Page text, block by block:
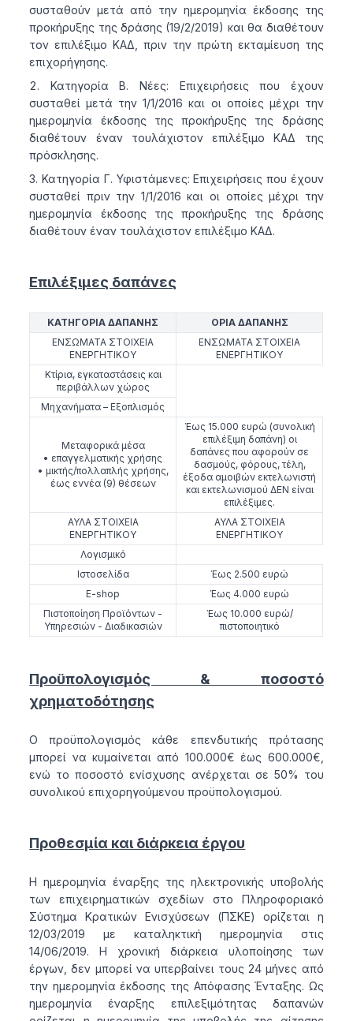
συσταθούν μετά από την ημερομηνία έκδοσης της
προκήρυξης της δράσης (19/2/2019) και θα διαθέτουν
τον επιλέξιμο ΚΑΔ, πριν την πρώτη εκταμίευση της
επιχορήγησης.
Κατηγορία Β. Νέες: Επιχειρήσεις που έχουν
συσταθεί μετά την 1/1/2016 και οι οποίες μέχρι την
ημερομηνία έκδοσης της προκήρυξης της δράσης
διαθέτουν έναν τουλάχιστον επιλέξιμο ΚΑΔ της
πρόσκλησης.
Κατηγορία Γ. Υφιστάμενες: Επιχειρήσεις που έχουν
συσταθεί πριν την 1/1/2016 και οι οποίες μέχρι την
ημερομηνία έκδοσης της προκήρυξης της δράσης
διαθέτουν έναν τουλάχιστον επιλέξιμο ΚΑΔ.
Επιλέξιμες δαπάνες
ΚΑΤΗΓΟΡΙΑ ΔΑΠΑΝΗΣ
ΟΡΙΑ ΔΑΠΑΝΗΣ
ΕΝΣΩΜΑΤΑ ΣΤΟΙΧΕΙΑ
ΕΝΕΡΓΗΤΙΚΟΥ
ΕΝΣΩΜΑΤΑ ΣΤΟΙΧΕΙΑ
ΕΝΕΡΓΗΤΙΚΟΥ
Κτίρια, εγκαταστάσεις και
περιβάλλων χώρος
Μηχανήματα – Εξοπλισμός
Μεταφορικά μέσα
• επαγγελματικής χρήσης
• μικτής/πολλαπλής χρήσης,
έως εννέα (9) θέσεων
Έως 15.000 ευρώ (συνολική
επιλέξιμη δαπάνη) οι
δαπάνες που αφορούν σε
δασμούς, φόρους, τέλη,
έξοδα αμοιβών εκτελωνιστή
και εκτελωνισμού ΔΕΝ είναι
επιλέξιμες.
ΑΥΛΑ ΣΤΟΙΧΕΙΑ
ΕΝΕΡΓΗΤΙΚΟΥ
ΑΥΛΑ ΣΤΟΙΧΕΙΑ
ΕΝΕΡΓΗΤΙΚΟΥ
Λογισμικό
Ιστοσελίδα
Έως 2.500 ευρώ
E-shop
Έως 4.000 ευρώ
Πιστοποίηση Προϊόντων -
Υπηρεσιών - Διαδικασιών
Έως 10.000 ευρώ/
πιστοποιητικό
Προϋπολογισμός & ποσοστό
χρηματοδότησης
Ο προϋπολογισμός κάθε επενδυτικής πρότασης
μπορεί να κυμαίνεται από 100.000€ έως 600.000€,
ενώ το ποσοστό ενίσχυσης ανέρχεται σε 50% του
συνολικού επιχορηγούμενου προϋπολογισμού.
Προθεσμία και διάρκεια έργου
Η ημερομηνία έναρξης της ηλεκτρονικής υποβολής
των επιχειρηματικών σχεδίων στο Πληροφοριακό
Σύστημα Κρατικών Ενισχύσεων (ΠΣΚΕ) ορίζεται η
12/03/2019 με καταληκτική ημερομηνία στις
14/06/2019. Η χρονική διάρκεια υλοποίησης των
έργων, δεν μπορεί να υπερβαίνει τους 24 μήνες από
την ημερομηνία έκδοσης της Απόφασης Ένταξης. Ως
ημερομηνία έναρξης επιλεξιμότητας δαπανών